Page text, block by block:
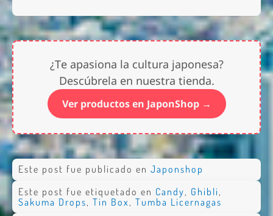
¿Te apasiona la cultura japonesa?
Descúbrela en nuestra tienda.
Ver productos en JaponShop →
Este post fue publicado en Japonshop
Este post fue etiquetado en Candy, Ghibli,
Sakuma Drops, Tin Box , Tumba Licernagas